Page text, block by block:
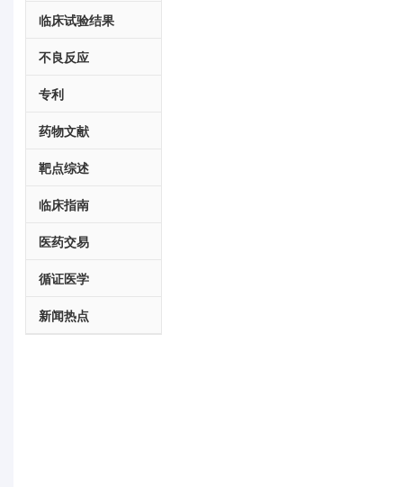
临床试验结果
不良反应
专利
药物文献
靶点综述
临床指南
医药交易
循证医学
新闻热点